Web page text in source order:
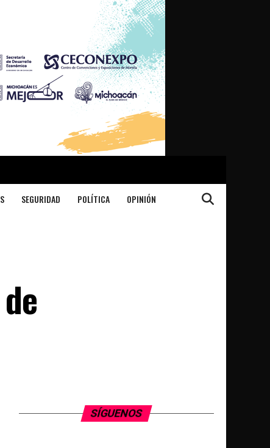
SEGURIDAD POLÍTICA OPINIÓN
SÍGUENOS